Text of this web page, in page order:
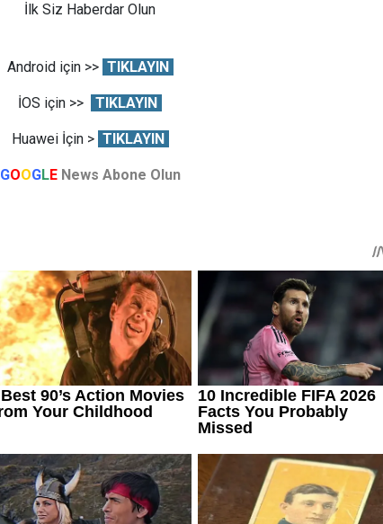
İlk Siz Haberdar Olun
Android için >> TIKLAYIN
İOS için >> TIKLAYIN
Huawei İçin > TIKLAYIN
GOOGLE News Abone Olun